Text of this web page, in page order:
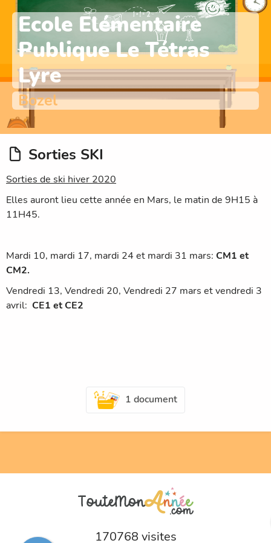
Ecole Elémentaire
Publique Le Tétras
Lyre
Bozel
Sorties SKI
Sorties de ski hiver 2020
Elles auront lieu cette année en Mars, le matin de 9H15 à
11H45.
Mardi 10, mardi 17, mardi 24 et mardi 31 mars: CM1 et
CM2.
Vendredi 13, Vendredi 20, Vendredi 27 mars et vendredi 3
avril: CE1 et CE2
1 document
170768 visites